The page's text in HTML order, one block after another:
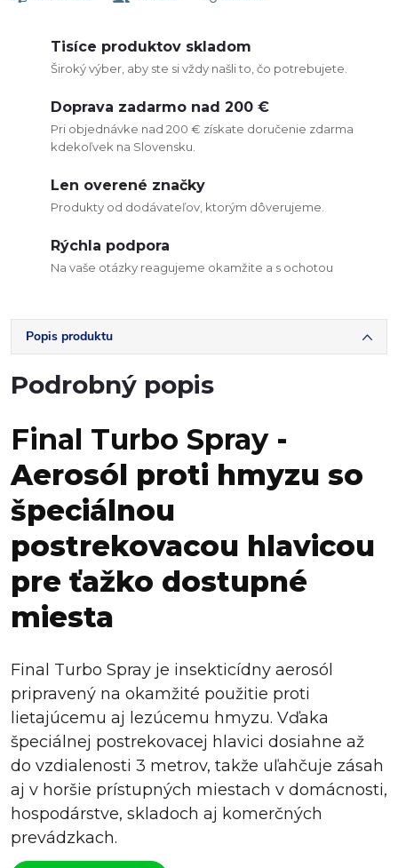
Tisíce produktov skladom
Široký výber, aby ste si vždy našli to, čo potrebujete.
Doprava zadarmo nad 200 €
Pri objednávke nad 200 € získate doručenie zdarma
kdekoľvek na Slovensku.
Len overené značky
Produkty od dodávateľov, ktorým dôverujeme.
Rýchla podpora
Na vaše otázky reagujeme okamžite a s ochotou
Popis produktu
Podrobný popis
Final Turbo Spray-
Aerosól proti hmyzu so
špeciálnou
postrekovacou hlavicou
pre ťažko dostupné
miesta
Final Turbo Spray je insekticídny aerosól
pripravený na okamžité použitie proti
lietajúcemu aj lezúcemu hmyzu. Vďaka
špeciálnej postrekovacej hlavici dosiahne až
do vzdialenosti 3 metrov, takže uľahčuje zásah
aj v horšie prístupných miestach v domácnosti,
hospodárstve, skladoch aj komerčných
prevádzkach.